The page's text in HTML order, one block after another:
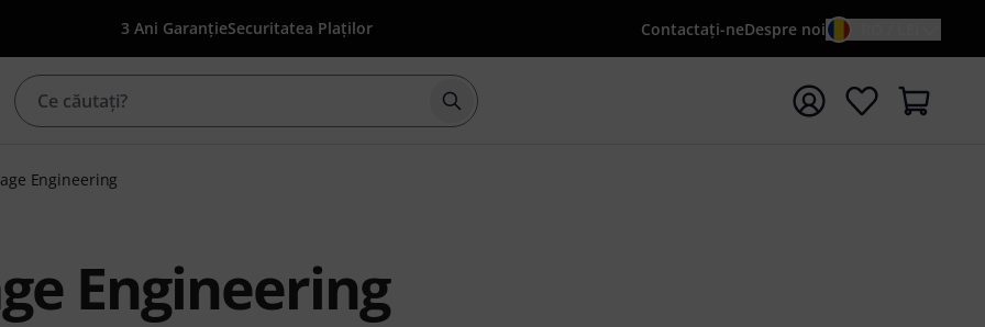
3 Ani GaranțieSecuritatea Plaților Contactaţi-neDespre noi
Începeți căutarea cu termenul de căutare {searchTerm}
Engineering
Engineering